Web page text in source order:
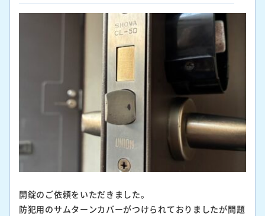
開錠のご依頼をいただきました。
防犯用のサムターンカバーがつけられておりましたが問題